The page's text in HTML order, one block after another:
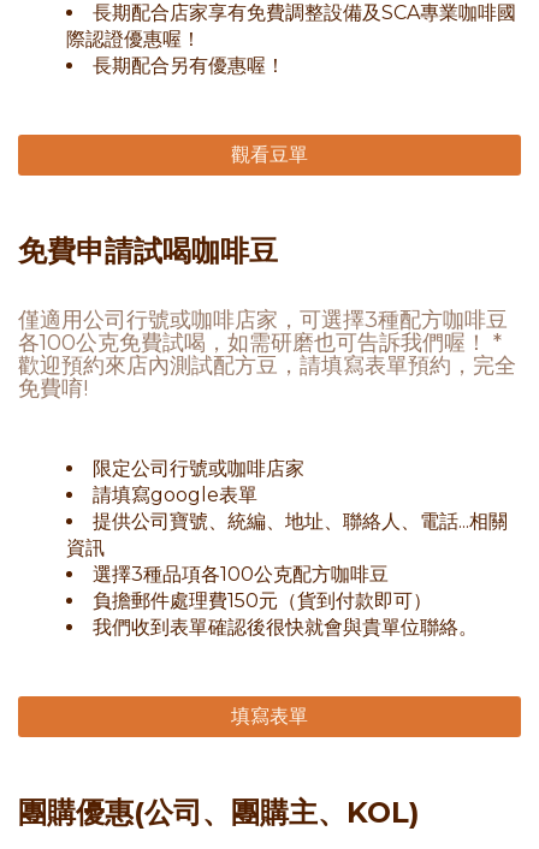
長期配合店家享有免費調整設備及SCA專業咖啡國
際認證優惠喔！
長期配合另有優惠喔！
觀看豆單
免費申請試喝咖啡豆
僅適用公司行號或咖啡店家，可選擇3種配方咖啡豆
各100公克免費試喝，如需研磨也可告訴我們喔！ *
歡迎預約來店內測試配方豆，請填寫表單預約，完全
免費唷!
限定公司行號或咖啡店家
請填寫google表單
提供公司寶號、統編、地址、聯絡人、電話...相關
資訊
選擇3種品項各100公克配方咖啡豆
負擔郵件處理費150元（貨到付款即可）
我們收到表單確認後很快就會與貴單位聯絡。
填寫表單
團購優惠(公司、團購主、KOL)